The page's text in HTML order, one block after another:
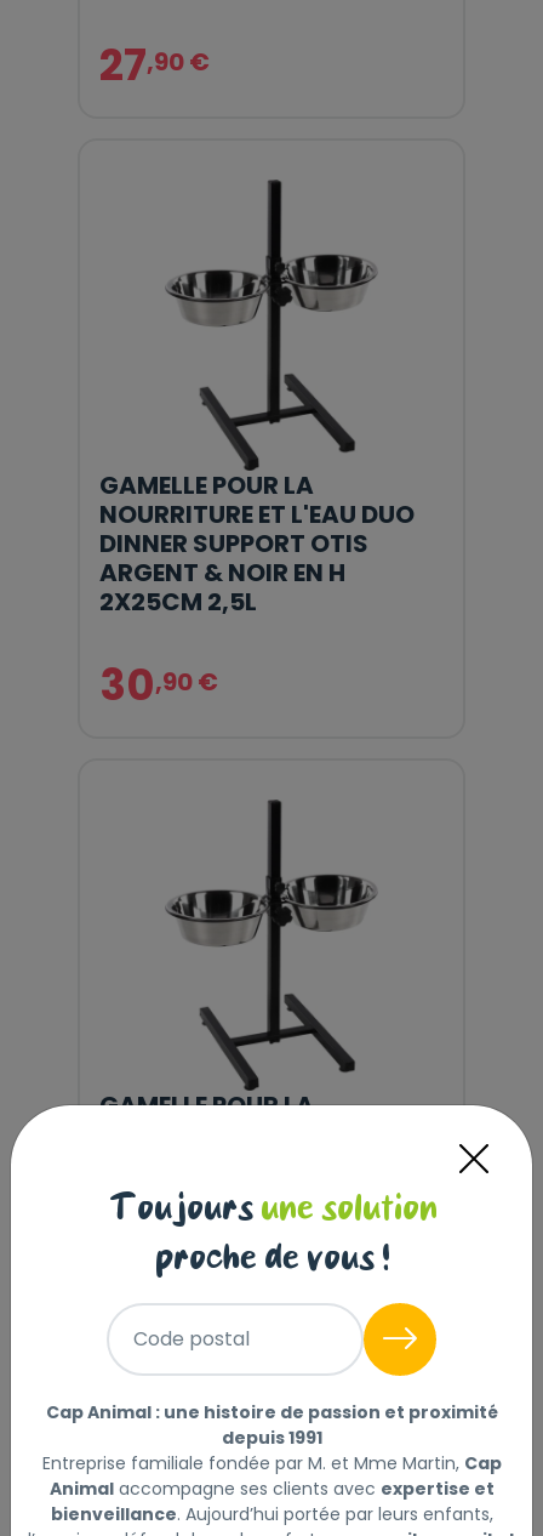
27,90 €
GAMELLE POUR LA
NOURRITURE ET L'EAU DUO
DINNER SUPPORT OTIS
ARGENT & NOIR EN H
2X25CM 2,5L
30,90 €
GAMELLE POUR LA
ARGENT & NOIR EN H
2X27CM 4L
35,90 €
Toujours une solution
proche de vous !
Code postal
Cap Animal : une histoire de passion et proximité
depuis 1991
Entreprise familiale fondée par M. et Mme Martin, Cap
Animalaccompagne ses clients avec expertise et
bienveillance. Aujourd’hui portée par leurs enfants,